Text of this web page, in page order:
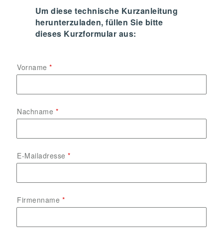
Um diese technische Kurzanleitung
herunterzuladen, füllen Sie bitte
dieses Kurzformular aus:
Vorname
Nachname
E-Mailadresse
Firmenname